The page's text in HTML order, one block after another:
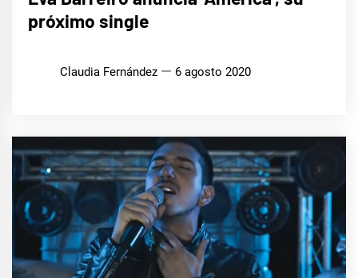
próximo single
Claudia Fernández 6 agosto 2020